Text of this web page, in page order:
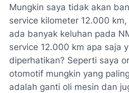
Mungkin saya tidak akan
service kilometer 12.000
ada banyak keluhan pada
service 12.000 km apa saja
diperhatikan? Seperti saya
otomotif mungkin yang
adalah ganti oli mesin dan